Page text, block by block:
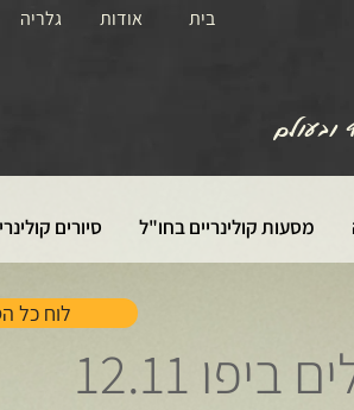
גלריה אודות בית
ובעולם
מסעות קולינריים בחו"ל סיורים
12.11
לוח כל